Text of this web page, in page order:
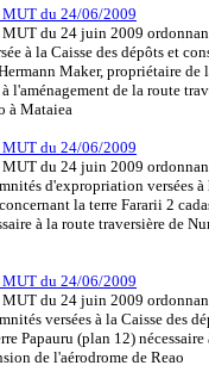
MUT du 24/06/2009
MUT du 24 juin 2009
à la Caisse des dépôts et
Maker, propriétaire de
à l'aménagement de la route
à Mataiea
MUT du 24/06/2009
MUT du 24 juin 2009
d'expropriation versées à
la terre Fararii 2
à la route traversière de
MUT du 24/06/2009
MUT du 24 juin 2009
versées à la Caisse des
Papauru (plan 12)
de l'aérodrome de Reao